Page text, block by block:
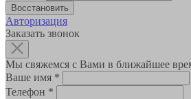
Авторизация
Заказать звонок
Мы свяжемся с Вами в ближайшее
Ваше имя *
Телефон *